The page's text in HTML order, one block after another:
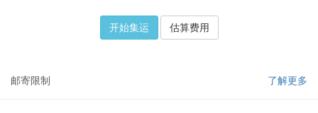
开始集运 估算费用
邮寄限制 了解更多